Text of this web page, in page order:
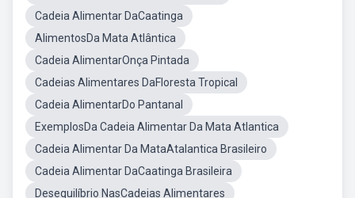
Cadeia Alimentar DaCaatinga
AlimentosDa Mata Atlântica
Cadeia AlimentarOnça Pintada
Cadeias Alimentares DaFloresta Tropical
Cadeia AlimentarDo Pantanal
ExemplosDa Cadeia Alimentar Da Mata Atlantica
Cadeia Alimentar Da MataAtalantica Brasileiro
Cadeia Alimentar DaCaatinga Brasileira
Desequilíbrio NasCadeias Alimentares